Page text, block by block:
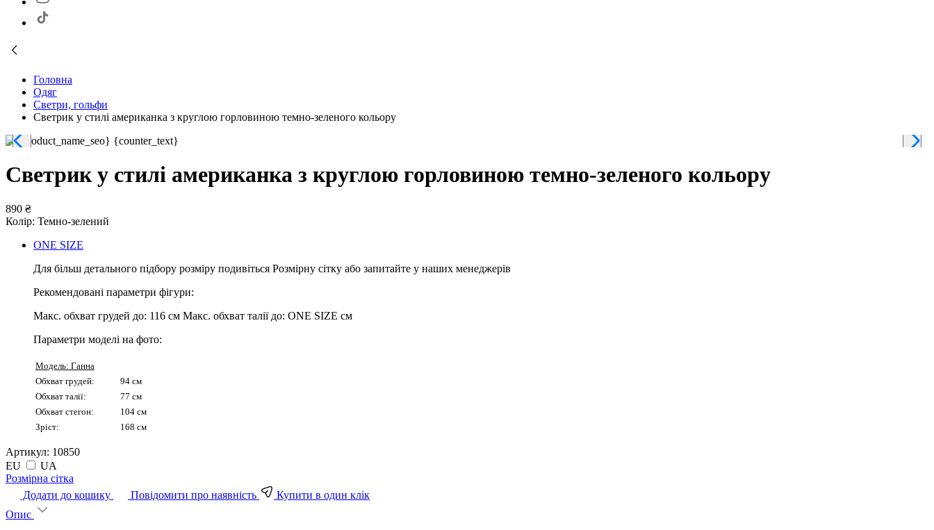
Головна
Одяг
Светри, гольфи
Светрик у стилі американка з круглою горловиною темно-зеленого кольору
Светрик у стилі американка з круглою горловиною темно-зеленого кольору
890 ₴
Колір: Темно-зелений
ONE SIZE
Для більш детального підбору розміру подивіться Розмірну сітку або запитайте у наших менеджерів
Рекомендовані параметри фігури:
Макс. обхват грудей до: 116 см Макс. обхват талії до: ONE SIZE см
Параметри моделі на фото:
Модель: Ганна
Обхват грудей:
94 см
Обхват талії:
77 см
Обхват стегон:
104 см
Зріст:
168 см
Артикул: 10850
EU
UA
Pозмірна сітка
Додати до кошику
Повідомити про наявність
Купити в один клік
Опис